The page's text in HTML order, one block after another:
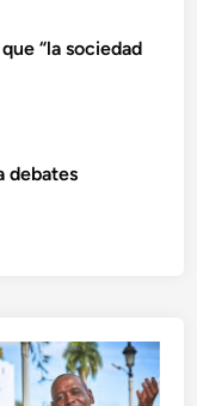
“la sociedad
debates